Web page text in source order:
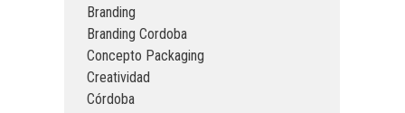
Branding
Branding Cordoba
Concepto Packaging
Creatividad
Córdoba